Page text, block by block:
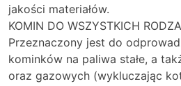
jakości materiałów.
KOMIN DO WSZYSTKICH
Przeznaczony jest do
kominków na paliwa stałe, a
oraz gazowych (wykluczając